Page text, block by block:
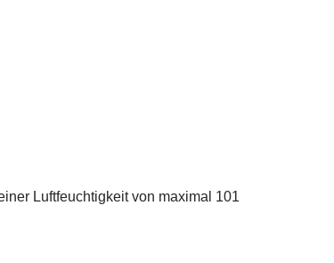
Luftfeuchtigkeit von maximal 101